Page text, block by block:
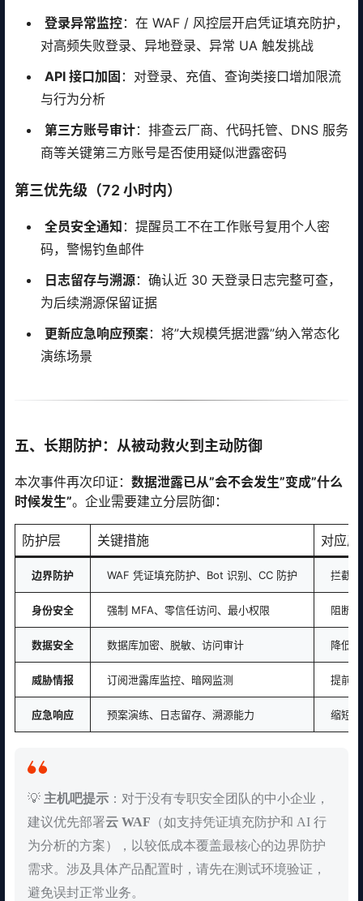
登录异常监控：在 WAF / 风控层开启凭证填充防护，
对高频失败登录、异地登录、异常 UA 触发挑战
API 接口加固 ：对登录、充值、查询类接口增加限流
与行为分析
第三方账号审计：排查云厂商、代码托管、DNS 服务
商等关键第三方账号是否使用疑似泄露密码
第三优先级（72 小时内）
全员安全通知 ：提醒员工不在工作账号复用个人密
码，警惕钓鱼邮件
日志留存与溯源：确认近 30 天登录日志完整可查，
为后续溯源保留证据
更新应急响应预案：将”大规模凭据泄露”纳入常态化
演练场景
五、长期防护：从被动救火到主动防御
本次事件再次印证： 数据泄露已从”会不会发生”变成”什么
时候发生”。企业需要建立分层防御：
防护层 关键措施 对应
边界防护 WAF 凭证填充防护、Bot 识别、CC 防护 拦截
身份安全 强制 MFA、零信任访问、最小权限 阻断
数据安全 数据库加密、脱敏、访问审计 降低
威胁情报 订阅泄露库监控、暗网监测 提前
应急响应 预案演练、日志留存、溯源能力 缩短
💡 主机吧提示 ：对于没有专职安全团队的中小企业，
建议优先部署云 WAF （如支持凭证填充防护和 AI 行
为分析的方案），以较低成本覆盖最核心的边界防护
需求。涉及具体产品配置时，请先在测试环境验证，
避免误封正常业务。